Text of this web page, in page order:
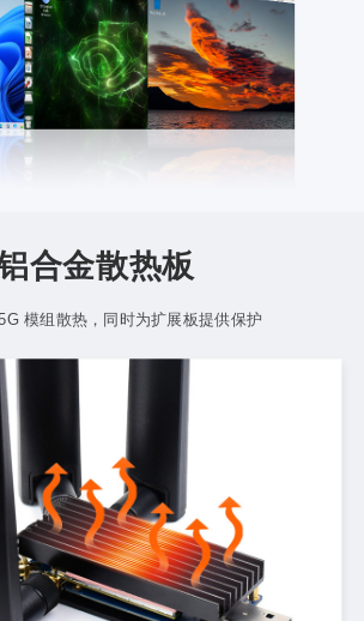
合金散热板
模组散热，同时为扩展板提供保护